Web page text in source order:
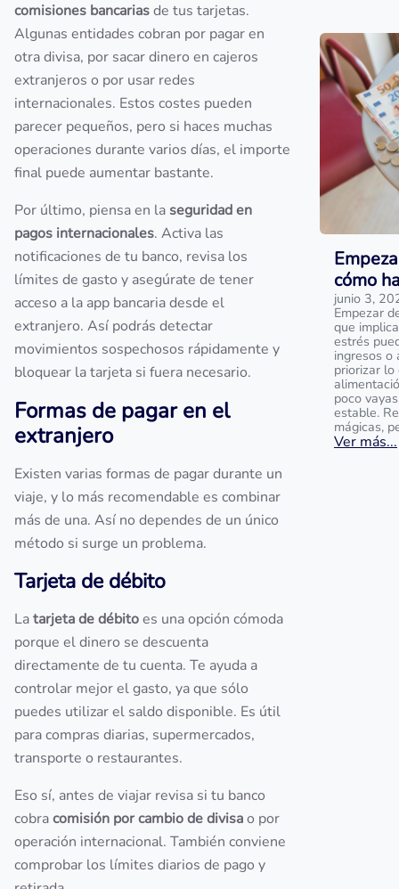
comisiones bancariasde tus tarjetas.
Algunas entidades cobran por pagar en
otra divisa, por sacar dinero en cajeros
extranjeros o por usar redes
internacionales. Estos costes pueden
parecer pequeños, pero si haces muchas
operaciones durante varios días, el importe
final puede aumentar bastante.
Por último, piensa en laseguridad en
pagos internacionales. Activa las
notificaciones de tu banco, revisa los
límites de gasto y asegúrate de tener
acceso a la app bancaria desde el
extranjero. Así podrás detectar
movimientos sospechosos rápidamente y
bloquear la tarjeta si fuera necesario.
Formas de pagar en el
extranjero
Existen varias formas de pagar durante un
viaje, y lo más recomendable es combinar
más de una. Así no dependes de un único
método si surge un problema.
Tarjeta de débito
Latarjeta de débitoes una opción cómoda
porque el dinero se descuenta
directamente de tu cuenta. Te ayuda a
controlar mejor el gasto, ya que sólo
puedes utilizar el saldo disponible. Es útil
para compras diarias, supermercados,
transporte o restaurantes.
Eso sí, antes de viajar revisa si tu banco
cobracomisión por cambio de divisao por
operación internacional. También conviene
comprobar los límites diarios de pago y
cómo
junio 3,
Empezar
que
estrés
ingresos o
priorizar lo
poco
estable.
mágicas,
Ver más...